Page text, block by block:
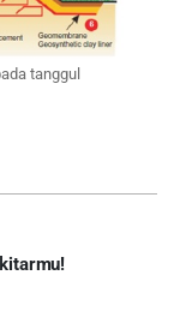
tanggul